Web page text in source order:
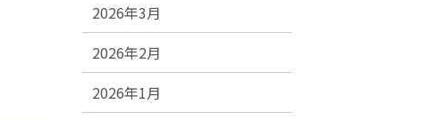
2026年3月
2026年2月
2026年1月